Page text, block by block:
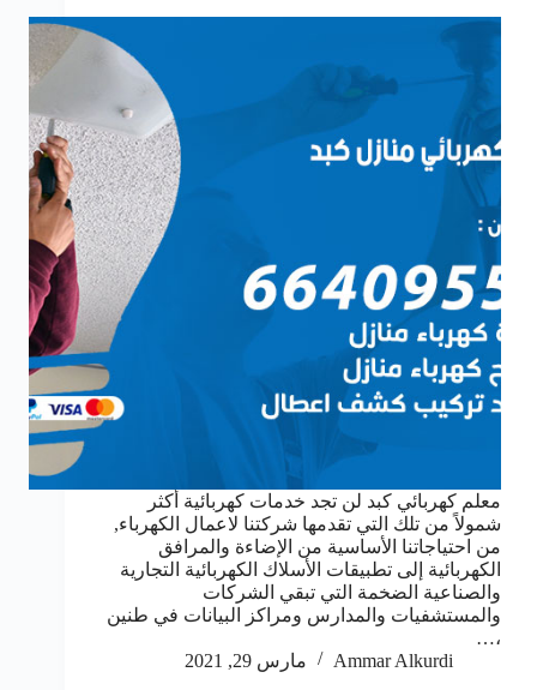
معلم كهربائي كبد لن تجد خدمات كهربائية أكثر
شمولاً من تلك التي تقدمها شركتنا لاعمال الكهرباء,
من احتياجاتنا الأساسية من الإضاءة والمرافق
الكهربائية إلى تطبيقات الأسلاك الكهربائية التجارية
والصناعية الضخمة التي تبقي الشركات
والمستشفيات والمدارس ومراكز البيانات في طنين
،…
Ammar Alkurdi
مارس 29, 2021